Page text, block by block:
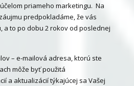
priameho marketingu. Na
predpokladáme, že vás
a to po dobu 2 rokov od poslednej
– e-mailová adresa, ktorú ste
môže byť použitá
a aktualizácií týkajúcej sa Vašej